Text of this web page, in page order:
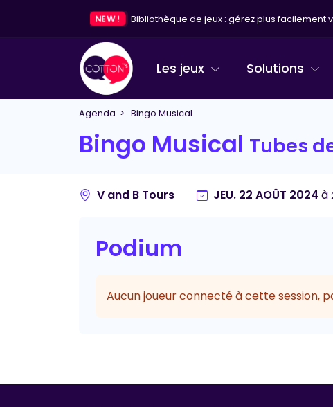
NEW ! Bibliothèque de jeux : gérez plus facilement
Les jeux Solutions
Agenda > Bingo Musical
Bingo Musical Tubes
V and B Tours JEU. 22 AOÛT 2024 à
Podium
Aucun joueur connecté à cette session,